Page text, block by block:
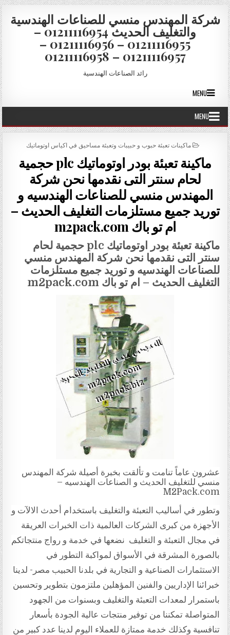
Skip to content
شركة المهندس منسي للصناعات الهندسية
والتغليف الحديث 01211116954 –
01211116955 – 01211116956 –
01211116957 – 01211116958
رائد الصناعات الهندسية
MENU
MENU
POSTED IN
ماكينات تعبئة حبوب و حبيبات وتعبئة مساحيق في اكياس اوتوماتيك
ماكينة تعبئة بودر اوتوماتيك plc حجمية
لحام سنتر التى نقدمها نحن شركة
المهندس منسي للصناعات الهندسيه و
توريد جميع مستلزمات التغليف الحديث –
ام تو باك m2pack.com
ماكينة تعبئة بودر اوتوماتيك plc حجمية لحام
سنتر التى نقدمها نحن شركة المهندس منسي
للصناعات الهندسيه و توريد جميع مستلزمات
التغليف الحديث – ام تو باك m2pack.com
عشرون عاماً تنامت و تألقت بخبرة أصيلة شركة المهندس
منسي للتغليف الحديث و الصناعات الهندسيه –
M2Pack.com
وتطور في أساليب التعبئة والتغليف باستخدام أحدث الالآت و
الأجهزة من كبرى الشركات العالمية ذات الخبرات العريقة
في مجال التعبئة و التغليف نضعها في خدمة و رواج منتجاتكم
بالصورة المشرقة في الأسواق لمواكبة التطور في
الاستثمارات الصناعية و التجارية في بلدنا الحبيب مصر- لدينا
خبرائنا الإداريين والفنين المؤهلين ملتزمون بتطوير وتحسين
باستمرار لمعدات التعبئة والتغليف وبسنوات من الجهود
المتواصلة تمكننا من توفير منتجات عالية الجودة بأسعار
تنافسية وكذلك خدمة ممتازة للعملاء اليوم لدينا عدد كبير من